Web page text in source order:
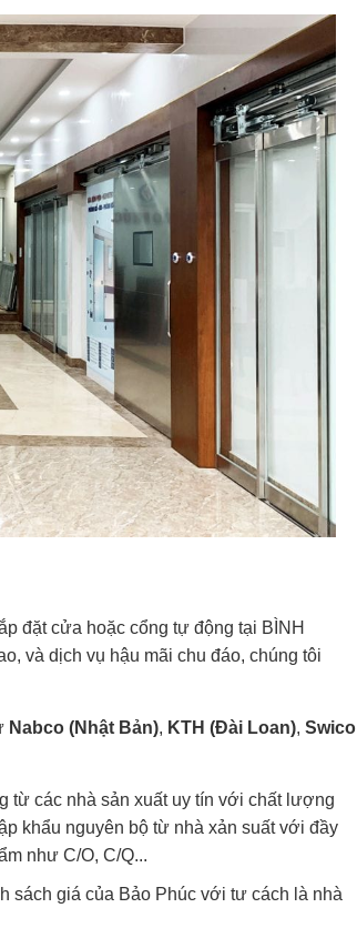
đặt cửa hoặc cổng tự động tại BÌNH
và dịch vụ hậu mãi chu đáo, chúng tôi
Nabco (Nhật Bản), KTH (Đài Loan), Swico
từ các nhà sản xuất uy tín với chất lượng
khẩu nguyên bộ từ nhà xản suất với đầy
như C/O, C/Q...
giá của Bảo Phúc với tư cách là nhà